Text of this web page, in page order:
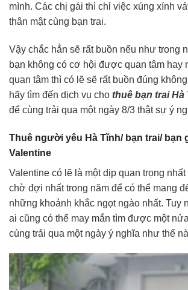
mình. Các chị gái thì chỉ việc xúng xính
thân mật cùng bạn trai.
Vậy chắc hẳn sẽ rất buồn nếu như trong
bạn không có cơ hội được quan tâm hay
quan tâm thì có lẽ sẽ rất buồn đúng
hãy tìm đến dịch vụ cho thuê bạn trai Hà
để cùng trải qua một ngày 8/3 thật sự ý
Thuê người yêu Hà Tĩnh/ bạn trai/ bạn
Valentine
Valentine có lẽ là một dịp quan trọng
chờ đợi nhất trong năm để có thể mang
những khoảnh khắc ngọt ngào nhất. Tuy
ai cũng có thể may mắn tìm được một
cùng trải qua một ngày ý nghĩa như thế